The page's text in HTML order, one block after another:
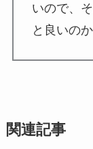
いので、
と良いの
関連記事